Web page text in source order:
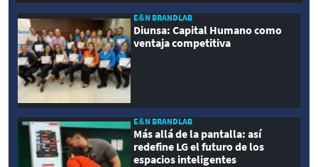
E&N BRANDLAB
Diunsa: Capital Humano como
ventaja competitiva
E&N BRANDLAB
Más allá de la pantalla: así
redefine LG el futuro de los
espacios inteligentes